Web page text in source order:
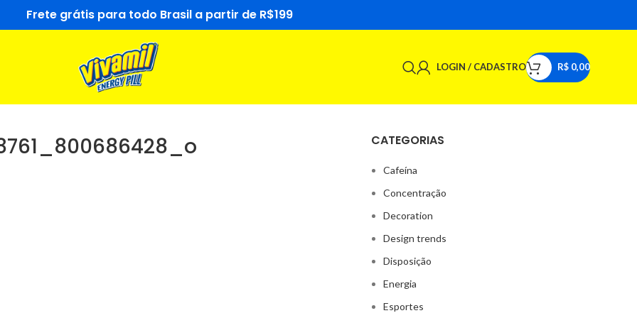
Frete grátis para todo Brasil a partir de R$199
LOGIN / CADASTRO R$ 0,00
CATEGORIAS
Cafeína
Concentração
Decoration
Design trends
Disposição
Energia
Esportes